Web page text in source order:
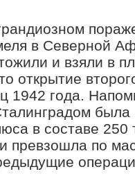
в Северной
и взяли в
открытие
1942 года.
в составе 250
превзошла по